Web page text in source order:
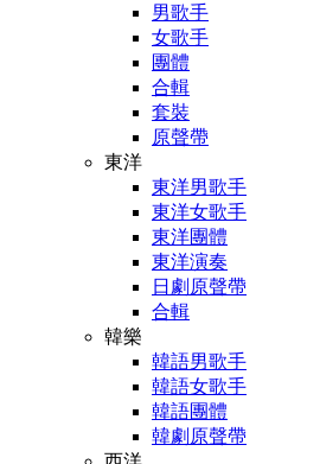
男歌手
女歌手
團體
合輯
套裝
原聲帶
東洋
東洋男歌手
東洋女歌手
東洋團體
東洋演奏
日劇原聲帶
合輯
韓樂
韓語男歌手
韓語女歌手
韓語團體
韓劇原聲帶